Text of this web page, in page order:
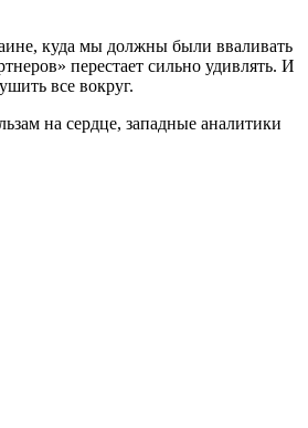
куда мы должны были вваливать
перестает сильно удивлять. И
все вокруг.
на сердце, западные аналитики